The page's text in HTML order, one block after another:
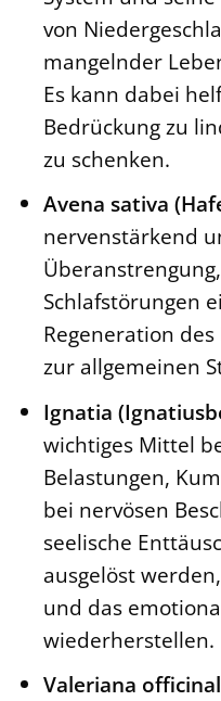
von
mangelnder
Es kann dabei
Bedrückung zu
zu schenken.
Avena sativa
nervenstärkend
Schlafstörungen
Regeneration
zur allgemeinen
Ignatia
wichtiges Mittel
Belastungen,
bei nervösen
seelische
ausgelöst
und das
wiederherstellen.
Valeriana